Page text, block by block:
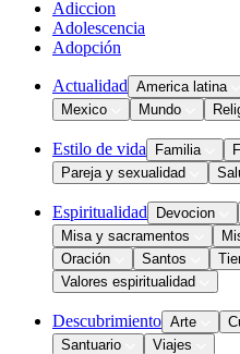
Adiccion
Adolescencia
Adopción
Actualidad America latina
Mexico
Mundo
Estilo de vida Familia
Pareja y sexualidad
Espiritualidad Devocion
Misa y sacramentos
Oración
Santos
Valores espiritualidad
Descubrimiento Arte
Santuario
Viajes